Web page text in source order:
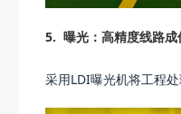
5. 曝光：高精度线路成
采用LDI曝光机将工程